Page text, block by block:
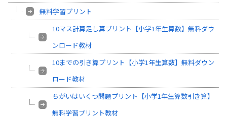
無料学習プリント
10マス計算足し算プリント【小学1年生算数】無料ダウ
ンロード教材
10までの引き算プリント【小学1年生算数】無料ダウン
ロード教材
ちがいはいくつ問題プリント【小学1年生算数引き算】
無料学習プリント教材